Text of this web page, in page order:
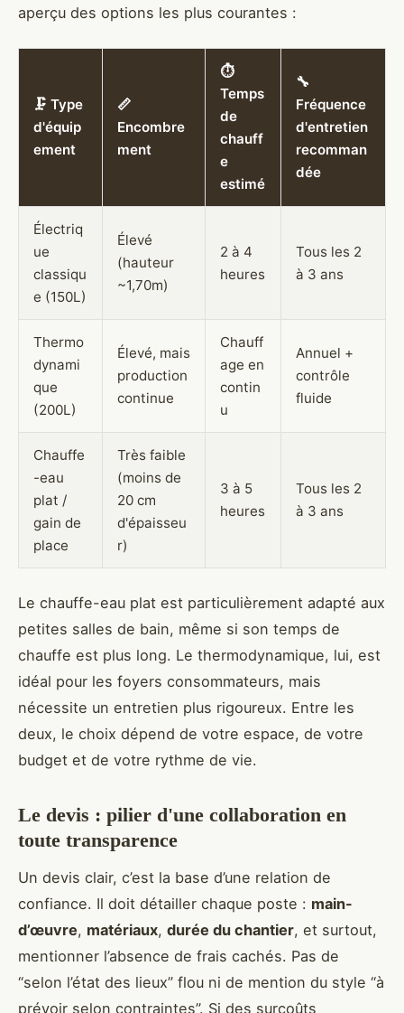
aperçu des options les plus courantes :
🗜️ Type
d'équip
ement
📏
Encombre
ment
⏱️
Temps
de
chauff
e
estimé
🔧
Fréquence
d'entretien
recomman
dée
Électriq
ue
classiqu
e (150L)
Élevé
(hauteur
~1,70m)
2 à 4
heures
Tous les 2
à 3 ans
Thermo
dynami
que
(200L)
Élevé, mais
production
continue
Chauff
age en
contin
u
Annuel +
contrôle
fluide
Chauffe
-eau
plat /
gain de
place
Très faible
(moins de
20 cm
d'épaisseu
r)
3 à 5
heures
Tous les 2
à 3 ans
Le chauffe-eau plat est particulièrement adapté aux
petites salles de bain, même si son temps de
chauffe est plus long. Le thermodynamique, lui, est
idéal pour les foyers consommateurs, mais
nécessite un entretien plus rigoureux. Entre les
deux, le choix dépend de votre espace, de votre
budget et de votre rythme de vie.
Le devis : pilier d'une collaboration en
toute transparence
Un devis clair, c’est la base d’une relation de
confiance. Il doit détailler chaque poste : main-
d’œuvre, matériaux, durée du chantier, et surtout,
mentionner l’absence de frais cachés. Pas de
“selon l’état des lieux” flou ni de mention du style “à
prévoir selon contraintes”. Si des surcoûts